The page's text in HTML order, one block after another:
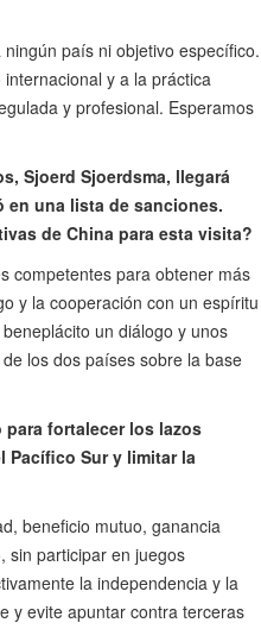
país ni objetivo específico.
y a la práctica
y profesional. Esperamos
Sjoerd Sjoerdsma, llegará
en una lista de sanciones.
de China para esta visita?
competentes para obtener más
y la cooperación con un espíritu
un diálogo y unos
los dos países sobre la base
fortalecer los lazos
Pacífico Sur y limitar la
beneficio mutuo, ganancia
sin participar en juegos
la independencia y la
y evite apuntar contra terceras